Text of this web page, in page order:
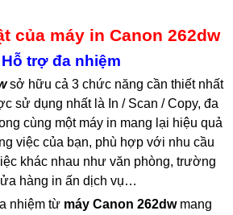
của máy in Canon 262dw
trợ đa nhiệm
sở hữu cả 3 chức năng cần thiết nhất
sử dụng nhất là In / Scan / Copy, đa
cùng một máy in mang lại hiệu quả
việc của bạn, phù hợp với nhu cầu
khác nhau như văn phòng, trường
hàng in ấn dịch vụ…
nhiệm từ máy Canon 262dwmang